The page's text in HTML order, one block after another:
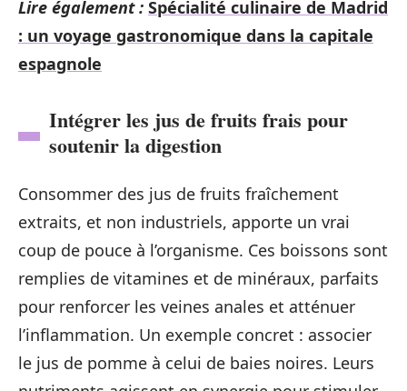
Lire également : Spécialité culinaire de Madrid
: un voyage gastronomique dans la capitale
espagnole
Intégrer les jus de fruits frais pour
soutenir la digestion
Consommer des jus de fruits fraîchement
extraits, et non industriels, apporte un vrai
coup de pouce à l’organisme. Ces boissons sont
remplies de vitamines et de minéraux, parfaits
pour renforcer les veines anales et atténuer
l’inflammation. Un exemple concret : associer
le jus de pomme à celui de baies noires. Leurs